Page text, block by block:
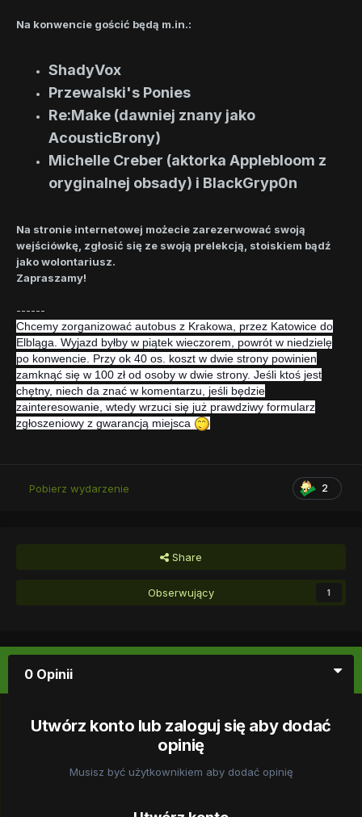
Na konwencie gościć będą m.in.:
ShadyVox
Przewalski's Ponies
Re:Make (dawniej znany jako
AcousticBrony)
Michelle Creber (aktorka Applebloom z
oryginalnej obsady) i BlackGryp0n
Na stronie internetowej możecie zarezerwować swoją
wejściówkę, zgłosić się ze swoją prelekcją, stoiskiem bądź
jako wolontariusz.
Zapraszamy!
------
Chcemy zorganizować autobus z Krakowa, przez Katowice do
Elbląga. Wyjazd byłby w piątek wieczorem, powrót w niedzielę
po konwencie. Przy ok 40 os. koszt w dwie strony powinien
zamknąć się w 100 zł od osoby w dwie strony. Jeśli ktoś jest
chętny, niech da znać w komentarzu, jeśli będzie
zainteresowanie, wtedy wrzuci się już prawdziwy formularz
zgłoszeniowy z gwarancją miejsca
2
Pobierz wydarzenie
Share
Obserwujący 1
0 Opinii
Utwórz konto lub zaloguj się aby dodać
opinię
Musisz być użytkownikiem aby dodać opinię